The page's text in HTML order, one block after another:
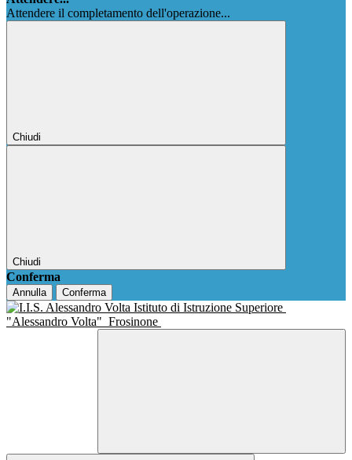
Attendere il completamento dell'operazione...
Chiudi
Chiudi
Conferma
Annulla Conferma
Istituto di Istruzione Superiore
"Alessandro Volta" Frosinone